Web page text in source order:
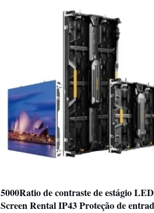
5000Ratio de contraste de estágio LED
Screen Rental IP43 Proteção de